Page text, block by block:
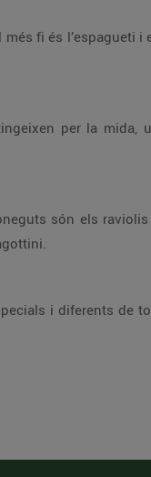
fi és l’espagueti i
per la mida,
són els
i diferents de